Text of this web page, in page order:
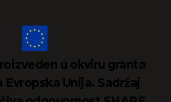
u okviru granta
Evropska Unija. Sadržaj